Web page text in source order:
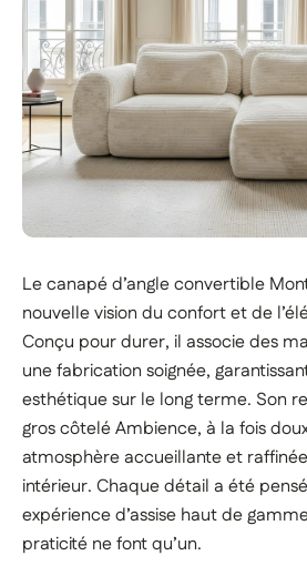
Le canapé d’angle convertible
nouvelle vision du confort et de
Conçu pour durer, il associe des
une fabrication soignée,
esthétique sur le long terme. Son
gros côtelé Ambience, à la fois
atmosphère accueillante et
intérieur. Chaque détail a été
expérience d’assise haut de
praticité ne font qu’un.